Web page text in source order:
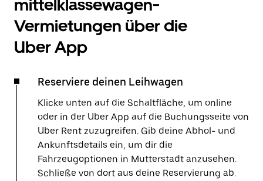
mittelklassewagen-
Vermietungen über die
Uber App
Reserviere deinen Leihwagen
Klicke unten auf die Schaltfläche, um online
oder in der Uber App auf die Buchungsseite von
Uber Rent zuzugreifen. Gib deine Abhol- und
Ankunftsdetails ein, um dir die
Fahrzeugoptionen in Mutterstadt anzusehen.
Schließe von dort aus deine Reservierung ab.